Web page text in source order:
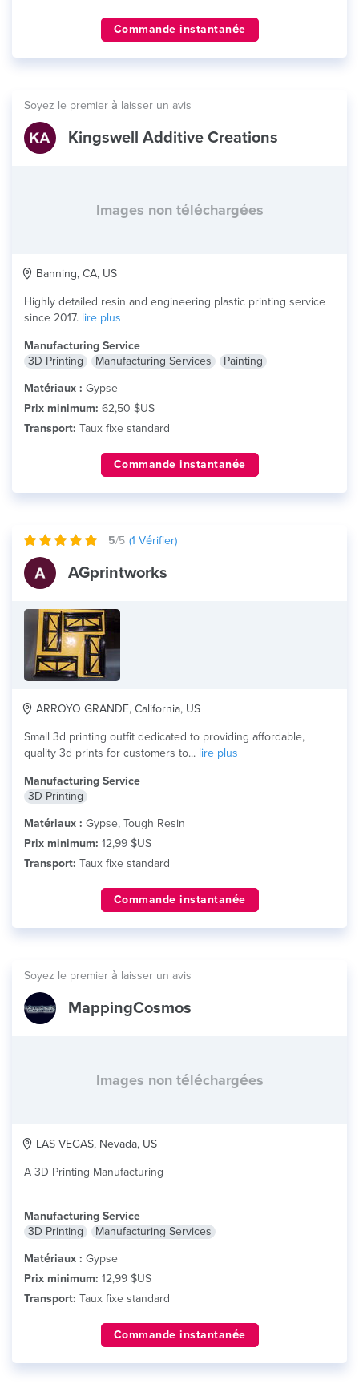
Commande instantanée
Soyez le premier à laisser un avis
Kingswell Additive Creations
Images non téléchargées
Banning, CA, US
Highly detailed resin and engineering plastic printing service
since 2017. lire plus
Manufacturing Service
3D Printing
Manufacturing Services
Painting
Matériaux : Gypse
Prix minimum: 62,50 $US
Transport: Taux fixe standard
Commande instantanée
5/5 (1 Vérifier)
AGprintworks
ARROYO GRANDE, California, US
Small 3d printing outfit dedicated to providing affordable,
quality 3d prints for customers to... lire plus
Manufacturing Service
3D Printing
Matériaux : Gypse, Tough Resin
Prix minimum: 12,99 $US
Transport: Taux fixe standard
Commande instantanée
Soyez le premier à laisser un avis
MappingCosmos
Images non téléchargées
LAS VEGAS, Nevada, US
A 3D Printing Manufacturing
Manufacturing Service
3D Printing
Manufacturing Services
Matériaux : Gypse
Prix minimum: 12,99 $US
Transport: Taux fixe standard
Commande instantanée